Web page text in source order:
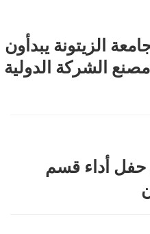
الزيتونة يبدأون
الشركة الدولية
حفل أداء قسم